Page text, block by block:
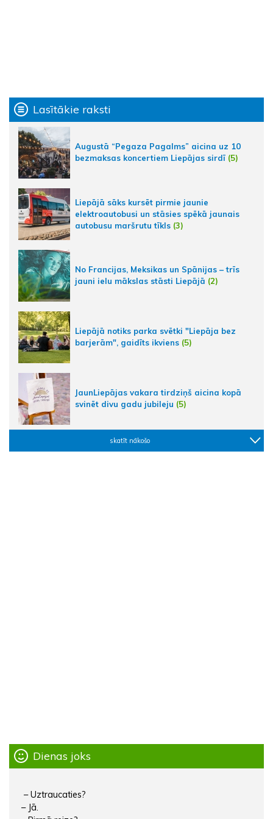
Lasītākie raksti
Augustā “Pegaza Pagalms” aicina uz 10
bezmaksas koncertiem Liepājas sirdī (5)
Liepājā sāks kursēt pirmie jaunie
elektroautobusi un stāsies spēkā jaunais
autobusu maršrutu tīkls (3)
No Francijas, Meksikas un Spānijas – trīs
jauni ielu mākslas stāsti Liepājā (2)
Liepājā notiks parka svētki "Liepāja bez
barjerām", gaidīts ikviens (5)
JaunLiepājas vakara tirdziņš aicina kopā
svinēt divu gadu jubileju (5)
skatīt nākošo
Dienas joks
– Uztraucaties?
– Jā.